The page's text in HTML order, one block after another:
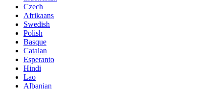
Czech
Afrikaans
Swedish
Polish
Basque
Catalan
Esperanto
Hindi
Lao
Albanian